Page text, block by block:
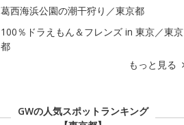
葛西海浜公園の潮干狩り／東京都
100％ドラえもん＆フレンズ in 東京／東京
都
もっと見る
GWの人気スポットランキング